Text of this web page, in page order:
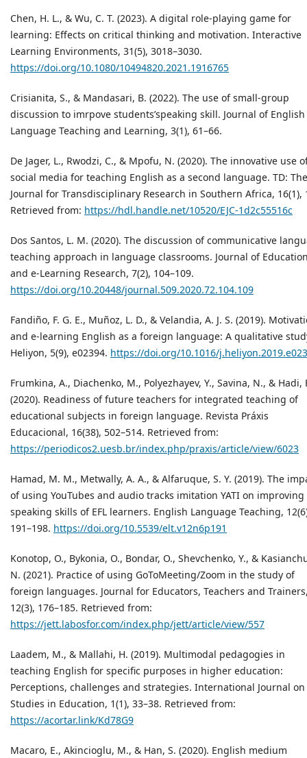
Chen, H. L., & Wu, C. T. (2023). A digital role-playing game for
learning: Effects on critical thinking and motivation. Interactive
Learning Environments, 31(5), 3018–3030.
https://doi.org/10.1080/10494820.2021.1916765
Crisianita, S., & Mandasari, B. (2022). The use of small-group
discussion to imrpove students’speaking skill. Journal of English
Language Teaching and Learning, 3(1), 61–66.
De Jager, L., Rwodzi, C., & Mpofu, N. (2020). The innovative use
social media for teaching English as a second language. TD: The
Journal for Transdisciplinary Research in Southern Africa, 16(1),
Retrieved from: https://hdl.handle.net/10520/EJC-1d2c55516c
Dos Santos, L. M. (2020). The discussion of communicative
teaching approach in language classrooms. Journal of
and e-Learning Research, 7(2), 104–109.
https://doi.org/10.20448/journal.509.2020.72.104.109
Fandiño, F. G. E., Muñoz, L. D., & Velandia, A. J. S. (2019).
and e-learning English as a foreign language: A qualitative
Heliyon, 5(9), e02394. https://doi.org/10.1016/
Frumkina, A., Diachenko, M., Polyezhayev, Y., Savina, N., & Hadi,
(2020). Readiness of future teachers for integrated teaching of
educational subjects in foreign language. Revista Práxis
Educacional, 16(38), 502–514. Retrieved from:
https://periodicos2.uesb.br/index.php/praxis/article/view/6023
Hamad, M. M., Metwally, A. A., & Alfaruque, S. Y. (2019). The
of using YouTubes and audio tracks imitation YATI on improving
speaking skills of EFL learners. English Language Teaching,
191–198. https://doi.org/10.5539/elt.v12n6p191
Konotop, O., Bykonia, O., Bondar, O., Shevchenko, Y., &
N. (2021). Practice of using GoToMeeting/Zoom in the study of
foreign languages. Journal for Educators, Teachers and
12(3), 176–185. Retrieved from:
https://jett.labosfor.com/index.php/jett/article/view/557
Laadem, M., & Mallahi, H. (2019). Multimodal pedagogies in
teaching English for specific purposes in higher education:
Perceptions, challenges and strategies. International Journal on
Studies in Education, 1(1), 33–38. Retrieved from:
https://acortar.link/Kd78G9
Macaro, E., Akincioglu, M., & Han, S. (2020). English medium